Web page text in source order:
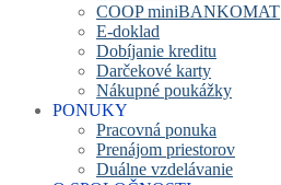
COOP miniBANKOMAT
E-doklad
Dobíjanie kreditu
Darčekové karty
Nákupné poukážky
PONUKY
Pracovná ponuka
Prenájom priestorov
Duálne vzdelávanie